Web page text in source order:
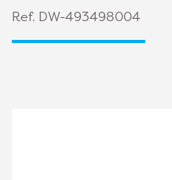
Ref. DW-493498004